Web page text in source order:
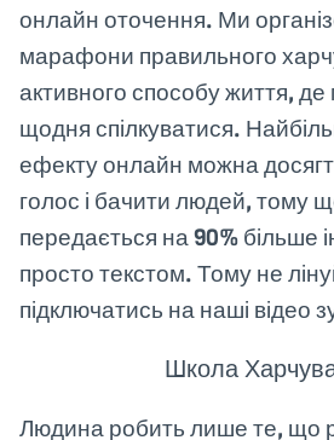
онлайн оточення. Ми
марафони правильного
активного способу життя,
щодня спілкуватися.
ефекту онлайн можна
голос і бачити людей, тому
передається на 90% більше
просто текстом. Тому не
підключатись на наші відео
Школа
Людина робить лише те, що